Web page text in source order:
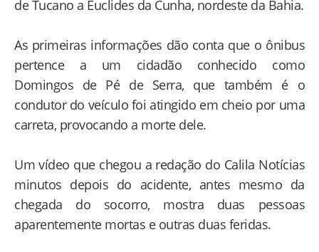
de Tucano a Euclides da Cunha, nordeste da Bahia.
As primeiras informações dão conta que o ônibus
pertence a um cidadão conhecido como
Domingos de Pé de Serra, que também é o
condutor do veículo foi atingido em cheio por uma
carreta, provocando a morte dele.
Um vídeo que chegou a redação do Calila Notícias
minutos depois do acidente, antes mesmo da
chegada do socorro, mostra duas pessoas
aparentemente mortas e outras duas feridas.